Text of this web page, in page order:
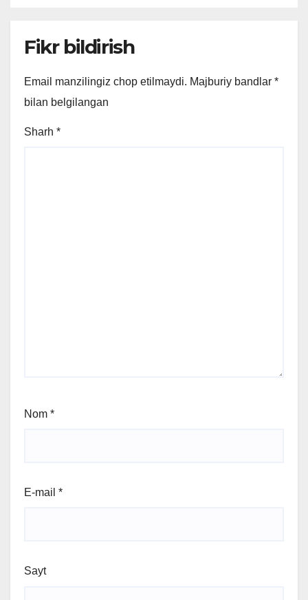
Fikr bildirish
Email manzilingiz chop etilmaydi. Majburiy bandlar *
bilan belgilangan
Sharh *
Nom *
E-mail *
Sayt